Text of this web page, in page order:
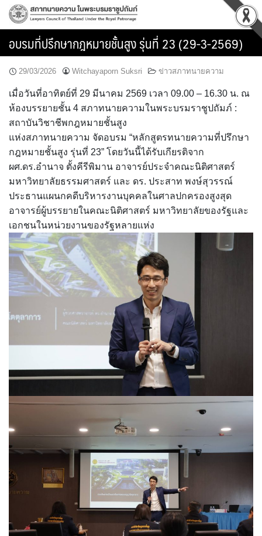
Skip
อบรมที่ปรึกษากฎหมายชั้นสูง รุ่นที่ 23 (29-3-2569)
29/03/2026 Witchayaporn Suksri ข่าวสภาทนายความ
เมื่อวันที่อาทิตย์ที่ 29 มีนาคม 2569 เวลา 09.00 – 16.30 น. ณ
ห้องบรรยายชั้น 4 สภาทนายความในพระบรมราชูปถัมภ์ :
สถาบันวิชาชีพกฎหมายชั้นสูง
แห่งสภาทนายความ จัดอบรม “หลักสูตรทนายความที่ปรึกษา
กฎหมายชั้นสูง รุ่นที่ 23” โดยวันนี้ได้รับเกียรติจาก
ผศ.ดร.อำนาจ ตั้งคีรีพิมาน อาจารย์ประจำคณะนิติศาสตร์
มหาวิทยาลัยธรรมศาสตร์ และ ดร. ประสาท พงษ์สุวรรณ์
ประธานแผนกคดีบริหารงานบุคคลในศาลปกครองสูงสุด
อาจารย์ผู้บรรยายในคณะนิติศาสตร์ มหาวิทยาลัยของรัฐและ
เอกชนในหน่วยงานของรัฐหลายแห่ง